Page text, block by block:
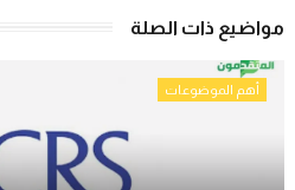
مواضيع ذات الصلة
أهم الموضوعات